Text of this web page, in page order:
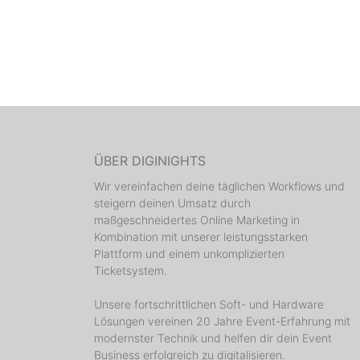
ÜBER DIGINIGHTS
Wir vereinfachen deine täglichen Workflows und
steigern deinen Umsatz durch
maßgeschneidertes Online Marketing in
Kombination mit unserer leistungsstarken
Plattform und einem unkomplizierten
Ticketsystem.
Unsere fortschrittlichen Soft- und Hardware
Lösungen vereinen 20 Jahre Event-Erfahrung mit
modernster Technik und helfen dir dein Event
Business erfolgreich zu digitalisieren.